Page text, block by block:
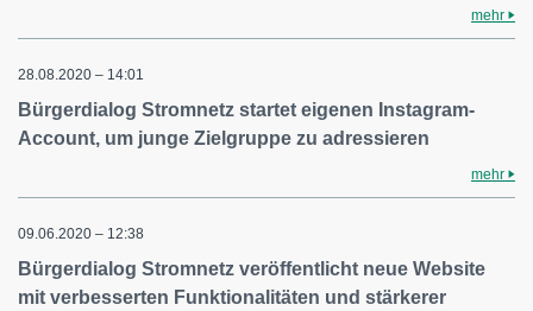
mehr
28.08.2020 – 14:01
Bürgerdialog Stromnetz startet eigenen Instagram-
Account, um junge Zielgruppe zu adressieren
mehr
09.06.2020 – 12:38
Bürgerdialog Stromnetz veröffentlicht neue Website
mit verbesserten Funktionalitäten und stärkerer